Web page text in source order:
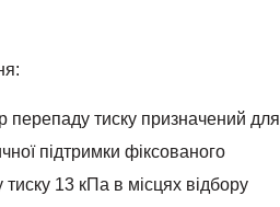
перепаду тиску призначений для
підтримки фіксованого
тиску 13 кПа в місцях відбору